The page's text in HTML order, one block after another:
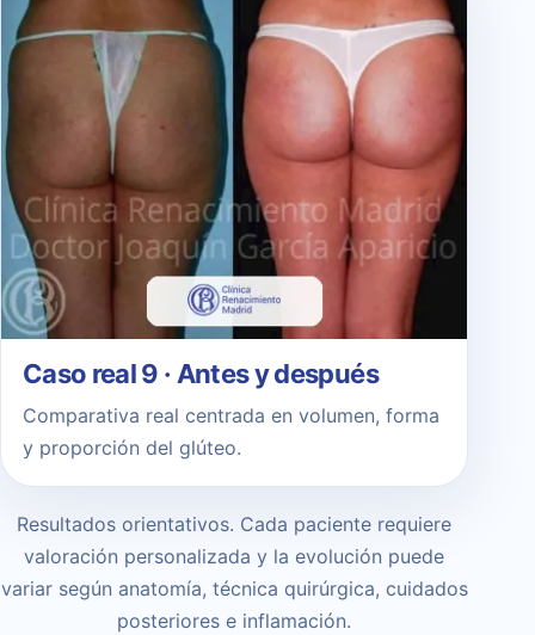
Caso real 9 · Antes y después
Comparativa real centrada en volumen, forma
y proporción del glúteo.
Resultados orientativos. Cada paciente requiere
valoración personalizada y la evolución puede
variar según anatomía, técnica quirúrgica, cuidados
posteriores e inflamación.